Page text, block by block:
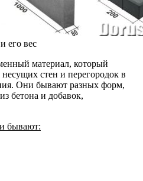
его вес
материал, который
несущих стен и перегородок в
Они бывают разных форм,
бетона и добавок,
бывают: